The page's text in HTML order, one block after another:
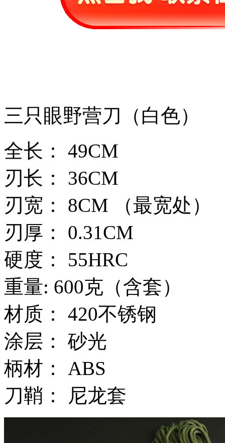
三只眼野营刀（白色）
全长： 49CM
刃长： 36CM
刃宽： 8CM （最宽处）
刃厚： 0.31CM
硬度： 55HRC
重量: 600克（含套）
材质： 420不锈钢
涂层： 砂光
柄材： ABS
刀鞘： 尼龙套